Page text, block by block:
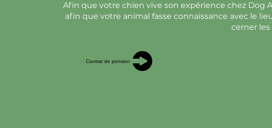
Afin que votre chien vive son expérience chez Dog
afin que votre animal fasse connaissance avec le
cerner
Contrat de pension